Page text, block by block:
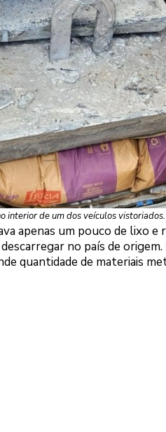
interior de um dos veículos
apenas um pouco de lixo e
no país de
quantidade de materiais